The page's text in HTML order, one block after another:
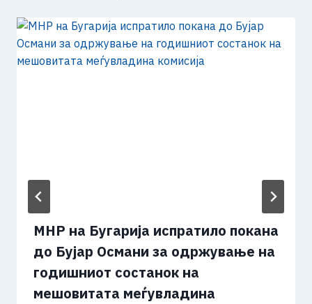
МНР на Бугарија испратило покана
до Бујар Османи за одржување на
годишниот состанок на
мешовитата меѓувладина